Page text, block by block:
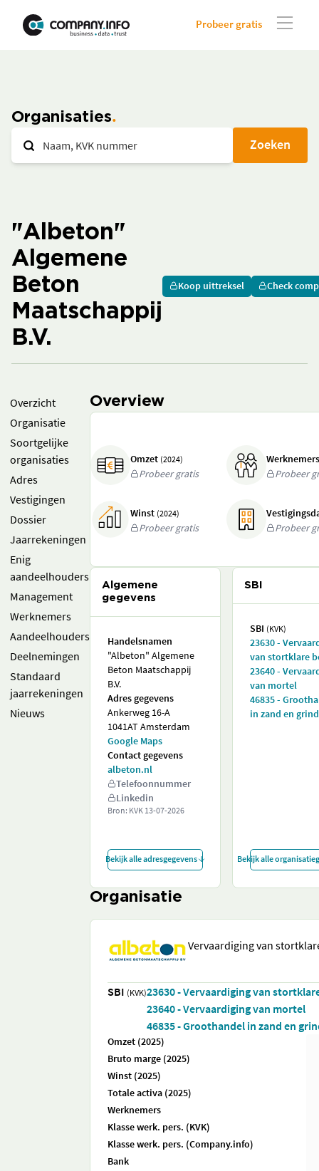
Probeer gratis
Organisaties
Zoeken
"Albeton"
Algemene
Beton
Maatschappij
B.V.
Koop uittreksel Check
Overzicht
Organisatie
Soortgelijke
organisaties
Adres
Vestigingen
Dossier
Jaarrekeningen
Enig
aandeelhouders
Management
Werknemers
Aandeelhouders
Deelnemingen
Standaard
jaarrekeningen
Nieuws
Overview
Omzet (2024)
Probeer gratis
Probeer
Winst (2024)
Probeer gratis
Probeer
Algemene
gegevens
Handelsnamen
"Albeton" Algemene
Beton Maatschappij
B.V.
Adres gegevens
Ankerweg 16-A
1041AT Amsterdam
Google Maps
Contact gegevens
albeton.nl
Telefoonnummer
Linkedin
Bron: KVK 13-07-2026
Bekijk alle adresgegevens
SBI
SBI (KVK)
23630 -
van stortklare
23640 -
van mortel
46835 -
in zand en grind
Bekijk alle
Organisatie
Vervaardiging van
SBI (KVK)23630 - Vervaardiging van
23640 - Vervaardiging van mortel
46835 - Groothandel in zand en
Omzet (2025)
Bruto marge (2025)
Winst (2025)
Totale activa (2025)
Werknemers
Klasse werk. pers. (KVK)
Klasse werk. pers. (Company.info)
Bank